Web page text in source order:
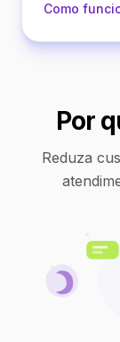
Como
Por
Reduza